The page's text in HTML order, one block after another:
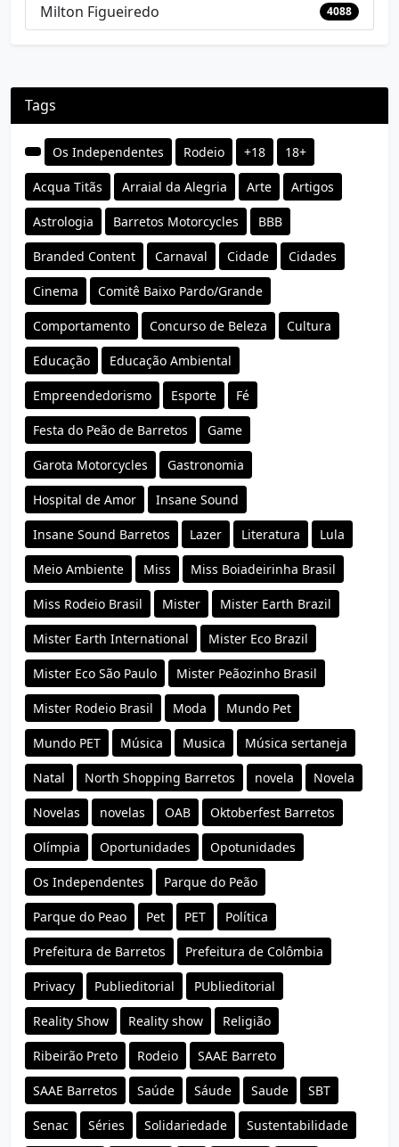
Milton Figueiredo 4088
Tags
Os Independentes Rodeio +18 18+
Acqua Titãs Arraial da Alegria Arte Artigos
Astrologia Barretos Motorcycles BBB
Branded Content Carnaval Cidade Cidades
Cinema Comitê Baixo Pardo/Grande
Comportamento Concurso de Beleza Cultura
Educação Educação Ambiental
Empreendedorismo Esporte Fé
Festa do Peão de Barretos Game
Garota Motorcycles Gastronomia
Hospital de Amor Insane Sound
Insane Sound Barretos Lazer Literatura Lula
Meio Ambiente Miss Miss Boiadeirinha Brasil
Miss Rodeio Brasil Mister Mister Earth Brazil
Mister Earth International Mister Eco Brazil
Mister Eco São Paulo Mister Peãozinho Brasil
Mister Rodeio Brasil Moda Mundo Pet
Mundo PET Música Musica Música sertaneja
Natal North Shopping Barretos novela Novela
Novelas novelas OAB Oktoberfest Barretos
Olímpia Oportunidades Opotunidades
Os Independentes Parque do Peão
Parque do Peao Pet PET Política
Prefeitura de Barretos Prefeitura de Colômbia
Privacy Publieditorial PUblieditorial
Reality Show Reality show Religião
Ribeirão Preto Rodeio SAAE Barreto
SAAE Barretos Saúde Sáude Saude SBT
Senac Séries Solidariedade Sustentabilidade